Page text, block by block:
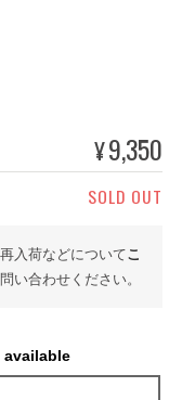
¥9,350
SOLD OUT
入荷などについてこ
い合わせください。